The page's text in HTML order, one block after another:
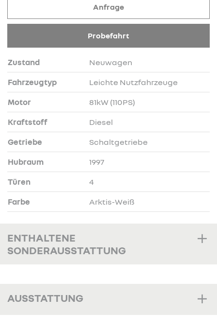
Zustand Neuwagen
Fahrzeugtyp Leichte Nutzfahrzeuge
Motor 81kW (110PS)
Kraftstoff Diesel
Getriebe Schaltgetriebe
Hubraum 1997
Türen 4
Farbe Arktis-Weiß
Anfrage
Probefahrt
ENTHALTENE
SONDERAUSSTATTUNG
AUSSTATTUNG